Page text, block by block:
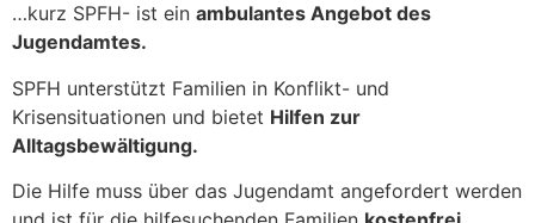
…kurz SPFH- ist ein ambulantes Angebot des
Jugendamtes.
SPFH unterstützt Familien in Konflikt- und
Krisensituationen und bietet Hilfen zur
Alltagsbewältigung.
Die Hilfe muss über das Jugendamt angefordert werden